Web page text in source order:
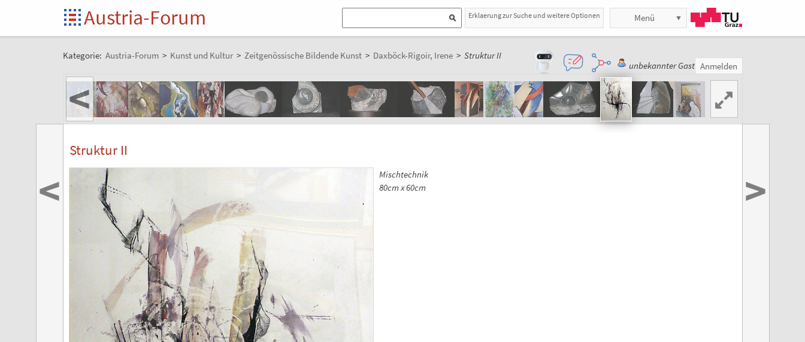
Austria-Forum Erklaerung zur Suche und weitere Optionen Menü
Kategorie: Austria-Forum > Kunst und Kultur > Zeitgenössische Bildende Kunst > Daxböck-Rigoir, Irene > Struktur II
unbekannter Gast Anmelden
<
Struktur II
Mischtechnik
80cm x 60cm
< >